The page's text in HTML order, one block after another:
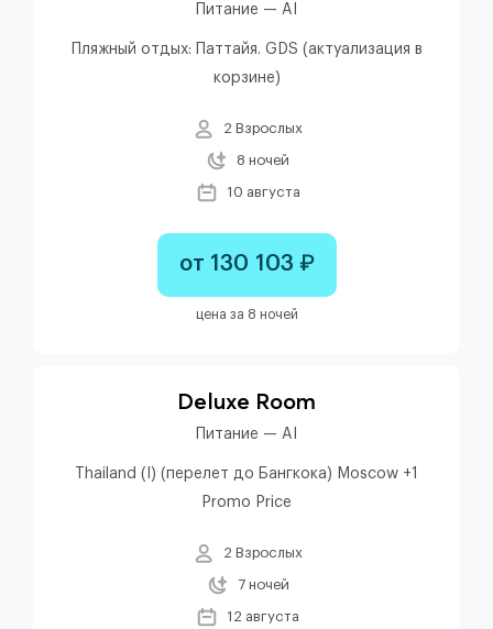
Питание — AI
Пляжный отдых: Паттайя. GDS (актуализация в
корзине)
2 Взрослых
8 ночей
10 августа
от 130 103 ₽
цена за 8 ночей
Deluxe Room
Питание — AI
Thailand (I) (перелет до Бангкока) Moscow +1
Promo Price
2 Взрослых
7 ночей
12 августа